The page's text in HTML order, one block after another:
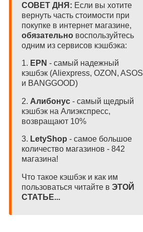
СОВЕТ ДНЯ: Если вы хотите
вернуть часть стоимости при
покупке в интернет магазине,
обязательно воспользуйтесь
одним из сервисов кэшбэка:
1. EPN - самый надежный
кэшбэк (Aliexpress, OZON, ASOS
и BANGGOOD)
2. Алибонус - самый щедрый
кэшбэк на Алиэкспресс,
возвращают 10%
3. LetyShop - самое большое
количество магазинов - 842
магазина!
Что такое кэшбэк и как им
пользоваться читайте в ЭТОЙ
СТАТЬЕ...